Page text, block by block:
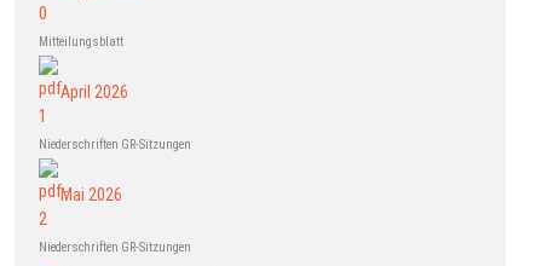
Mitteilungsblatt
April 2026
Niederschriften GR-Sitzungen
Mai 2026
Niederschriften GR-Sitzungen